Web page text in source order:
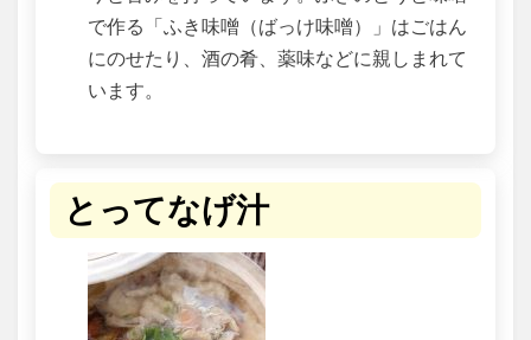
で作る「ふき味噌（ばっけ味噌）」はごはん
にのせたり、酒の肴、薬味などに親しまれて
います。
とってなげ汁